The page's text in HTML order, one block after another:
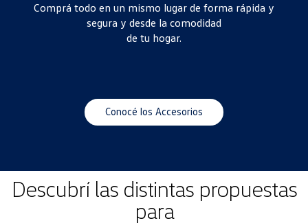
Comprá todo en un mismo lugar de forma rápida y
segura y desde la comodidad
de tu hogar.
Conocé los Accesorios
Descubrí las distintas propuestas
para